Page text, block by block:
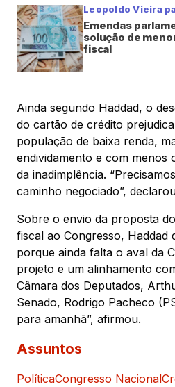
Leopoldo Vieira
Emendas
solução de
fiscal
Ainda segundo Haddad, o
do cartão de crédito
população de baixa renda,
endividamento e com menos
da inadimplência.
caminho negociado”,
Sobre o envio da proposta
fiscal ao Congresso, Haddad
porque ainda falta o aval da
projeto e um alinhamento
Câmara dos Deputados,
Senado, Rodrigo Pacheco
para amanhã”, afirmou.
Assuntos
PolíticaCongresso Nacional